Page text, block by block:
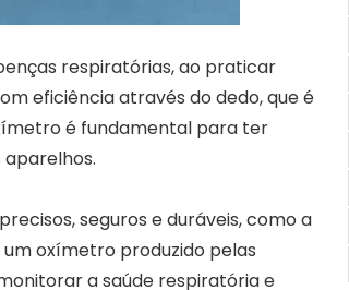
respiratórias, ao praticar
eficiência através do dedo, que é
é fundamental para ter
seguros e duráveis, como a
oxímetro produzido pelas
a saúde respiratória e